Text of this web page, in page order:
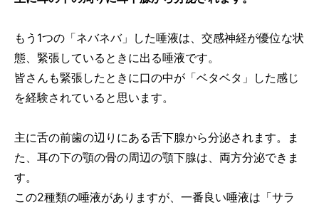
もう1つの「ネバネバ」した唾液は、交感神経が優位な状
態、緊張しているときに出る唾液です。
皆さんも緊張したときに口の中が「ベタベタ」した感じ
を経験されていると思います。
主に舌の前歯の辺りにある舌下腺から分泌されます。ま
た、耳の下の顎の骨の周辺の顎下腺は、両方分泌できま
す。
この2種類の唾液がありますが、一番良い唾液は「サラ